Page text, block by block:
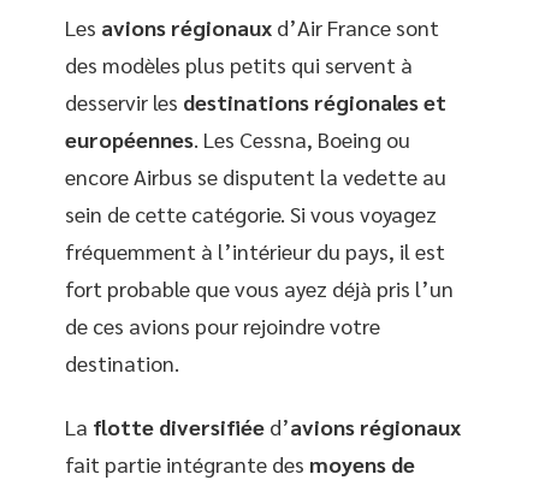
Les avions régionaux d’Air France sont
des modèles plus petits qui servent à
desservir les destinations régionales et
européennes . Les Cessna, Boeing ou
encore Airbus se disputent la vedette au
sein de cette catégorie. Si vous voyagez
fréquemment à l’intérieur du pays, il est
fort probable que vous ayez déjà pris l’un
de ces avions pour rejoindre votre
destination.
La flotte diversifiée d’avions régionaux
fait partie intégrante des moyens de